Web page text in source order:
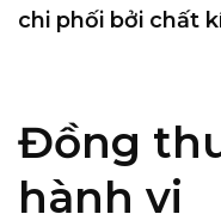
chi phối bởi chất
Đồng
hành vi